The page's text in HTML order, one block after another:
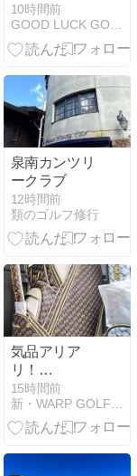
10時間前
GOOD LUCK GOLF
泉南カンツリ
ークラブ
12時間前
類のゴルフ修行
気品アリア
リ！
Resurrectionの
新作キャディ
バッグ他、一
15時間前
新・WARP GOLF バカ社長の独り言